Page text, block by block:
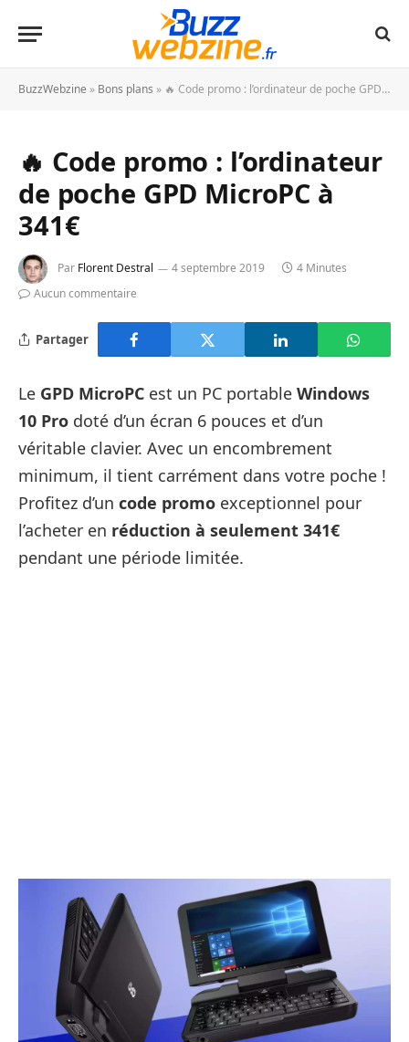
BuzzWebzine » Bons plans » 🔥 Code promo : l’ordinateur de poche GPD MicroPC à 341€
🔥 Code promo : l’ordinateur
de poche GPD MicroPC à
341€
Par Florent Destral 4 septembre 2019
4 Minutes
Aucun commentaire
Partager
Le GPD MicroPC est un PC portable Windows
10 Pro doté d’un écran 6 pouces et d’un
véritable clavier. Avec un encombrement
minimum, il tient carrément dans votre poche !
Profitez d’un code promo exceptionnel pour
l’acheter en réduction à seulement 341€
pendant une période limitée.